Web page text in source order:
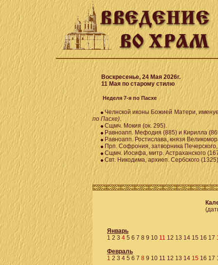
Воскресенье, 24 Мая 2026г.
11 Мая по старому стилю
Неделя 7-я по Пасхе
Челнской иконы Божией Матери,
по Пасхе).
Сщмч. Мокия (ок. 295).
Равноапп. Мефодия (885) и Кирилла
Равноапп. Ростислава, князя
Прп. Софрония, затворника
Сщмч. Иосифа, митр. Астраханского
Свт. Никодима, архиеп. Сербского
Январь
1 2 3 4 5 6 7 8 9 10 11 12 13 14 15 16 17
Февраль
1 2 3 4 5 6 7 8 9 10 11 12 13 14 15 16 17